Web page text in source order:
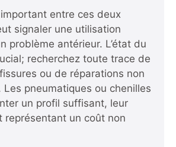
entre ces deux
signaler une utilisation
problème antérieur. L’état du
recherchez toute trace de
ou de réparations non
Les pneumatiques ou chenilles
un profil suffisant, leur
représentant un coût non